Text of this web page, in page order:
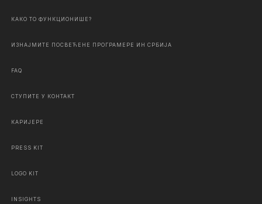
КАКО ТО ФУНКЦИОНИШЕ?
ИЗНАЈМИТЕ ПОСВЕЋЕНЕ ПРОГРАМЕРЕ ИН СРБИЈА
FAQ
СТУПИТЕ У КОНТАКТ
КАРИЈЕРЕ
PRESS KIT
LOGO KIT
INSIGHTS